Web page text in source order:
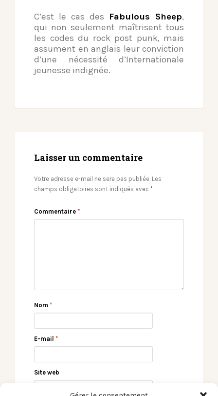
C’est le cas des Fabulous Sheep,
qui non seulement maîtrisent tous
les codes du rock post punk, mais
assument en anglais leur conviction
d’une nécessité d’Internationale
jeunesse indignée.
Laisser un commentaire
Votre adresse e-mail ne sera pas publiée. Les
champs obligatoires sont indiqués avec *
Commentaire *
Nom *
E-mail *
Site web